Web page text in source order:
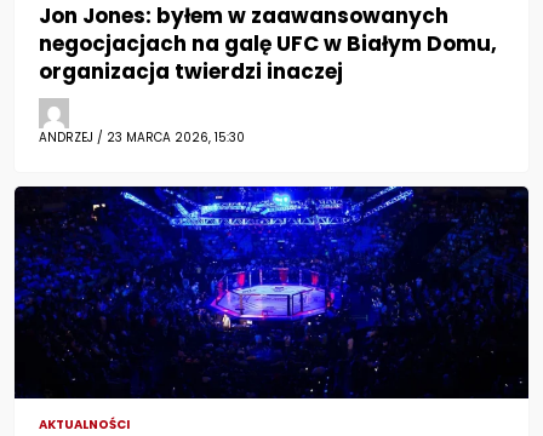
Jon Jones: byłem w zaawansowanych
negocjacjach na galę UFC w Białym Domu,
organizacja twierdzi inaczej
ANDRZEJ / 23 MARCA 2026, 15:30
AKTUALNOŚCI